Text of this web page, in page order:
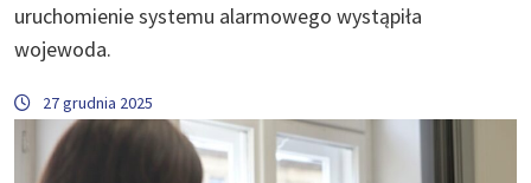
uruchomienie systemu alarmowego wystąpiła
wojewoda.
27 grudnia 2025